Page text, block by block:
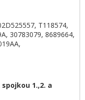
T118574,
30783079, 8689664,
1.,2. a